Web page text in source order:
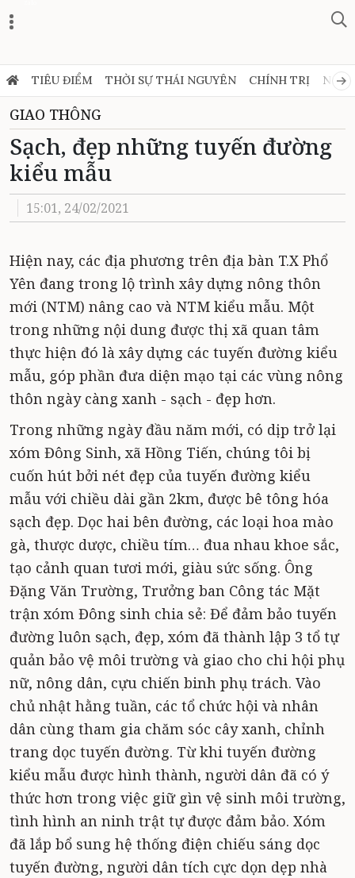
TIÊU ĐIỂM THỜI SỰ THÁI NGUYÊN CHÍNH TRỊ NGHỊ
GIAO THÔNG
Sạch, đẹp những tuyến đường
kiểu mẫu
15:01, 24/02/2021
Hiện nay, các địa phương trên địa bàn T.X Phổ
Yên đang trong lộ trình xây dựng nông thôn
mới (NTM) nâng cao và NTM kiểu mẫu. Một
trong những nội dung được thị xã quan tâm
thực hiện đó là xây dựng các tuyến đường kiểu
mẫu, góp phần đưa diện mạo tại các vùng nông
thôn ngày càng xanh - sạch - đẹp hơn.
Trong những ngày đầu năm mới, có dịp trở lại
xóm Đông Sinh, xã Hồng Tiến, chúng tôi bị
cuốn hút bởi nét đẹp của tuyến đường kiểu
mẫu với chiều dài gần 2km, được bê tông hóa
sạch đẹp. Dọc hai bên đường, các loại hoa mào
gà, thược dược, chiều tím… đua nhau khoe sắc,
tạo cảnh quan tươi mới, giàu sức sống. Ông
Đặng Văn Trường, Trưởng ban Công tác Mặt
trận xóm Đông sinh chia sẻ: Để đảm bảo tuyến
đường luôn sạch, đẹp, xóm đã thành lập 3 tổ tự
quản bảo vệ môi trường và giao cho chi hội phụ
nữ, nông dân, cựu chiến binh phụ trách. Vào
chủ nhật hằng tuần, các tổ chức hội và nhân
dân cùng tham gia chăm sóc cây xanh, chỉnh
trang dọc tuyến đường. Từ khi tuyến đường
kiểu mẫu được hình thành, người dân đã có ý
thức hơn trong việc giữ gìn vệ sinh môi trường,
tình hình an ninh trật tự được đảm bảo. Xóm
đã lắp bổ sung hệ thống điện chiếu sáng dọc
tuyến đường, người dân tích cực dọn dẹp nhà